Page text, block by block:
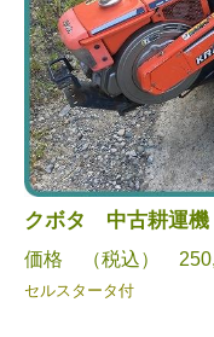
クボタ 中古耕運
価格 （税込）
セルスタータ付